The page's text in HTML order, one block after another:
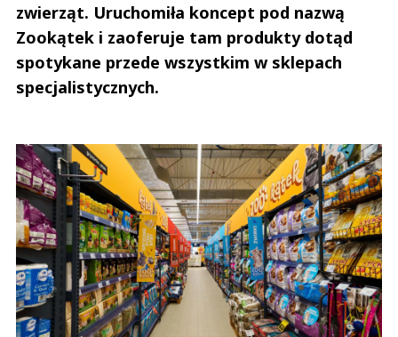
zwierząt. Uruchomiła koncept pod nazwą
Zookątek i zaoferuje tam produkty dotąd
spotykane przede wszystkim w sklepach
specjalistycznych.